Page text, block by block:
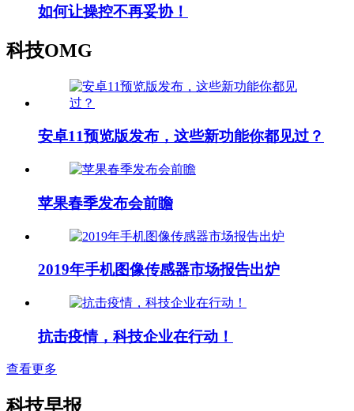
如何让操控不再妥协！
科技OMG
安卓11预览版发布，这些新功能你都见过？
苹果春季发布会前瞻
2019年手机图像传感器市场报告出炉
抗击疫情，科技企业在行动！
查看更多
科技早报